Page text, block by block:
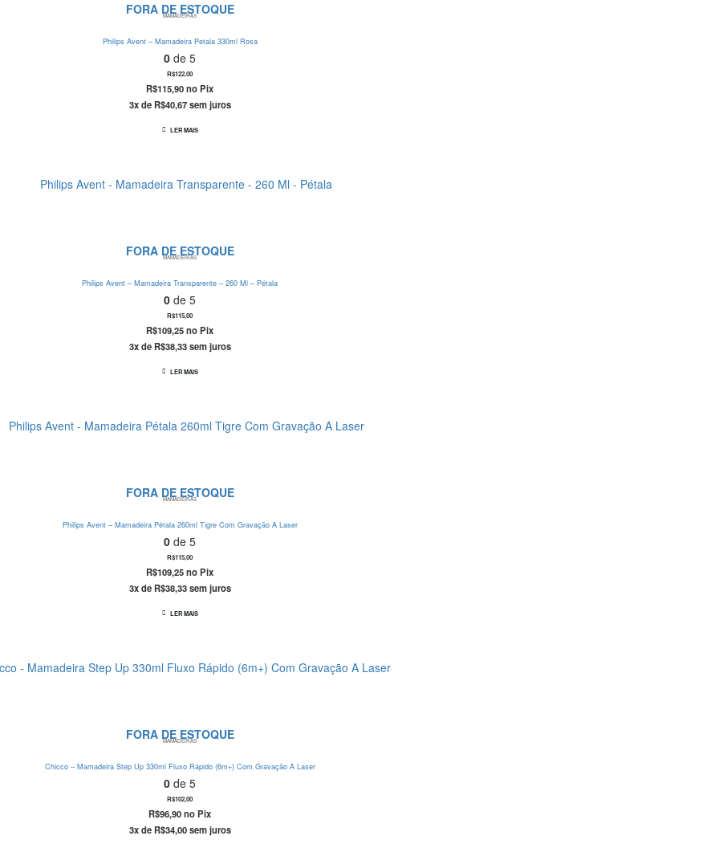
FORA DE ESTOQUE
MAMADEIRAS
Philips Avent – Mamadeira Petala 330ml Rosa
0 de 5
R$122,00
R$115,90no Pix
3x de R$40,67 sem juros
LER MAIS
FORA DE ESTOQUE
MAMADEIRAS
Philips Avent – Mamadeira Transparente – 260 Ml – Pétala
0 de 5
R$115,00
R$109,25no Pix
3x de R$38,33 sem juros
LER MAIS
FORA DE ESTOQUE
MAMADEIRAS
Philips Avent – Mamadeira Pétala 260ml Tigre Com Gravação A Laser
0 de 5
R$115,00
R$109,25no Pix
3x de R$38,33 sem juros
LER MAIS
FORA DE ESTOQUE
MAMADEIRAS
Chicco – Mamadeira Step Up 330ml Fluxo Rápido (6m+) Com Gravação A Laser
0 de 5
R$102,00
R$96,90no Pix
3x de R$34,00 sem juros
Este produto tem várias variantes. As opções podem ser escolhidas na página do produto